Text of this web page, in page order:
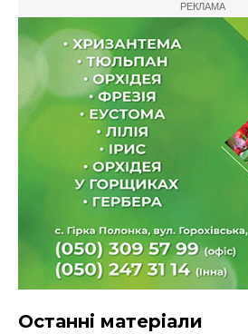
РЕКЛАМА
Останні матеріали